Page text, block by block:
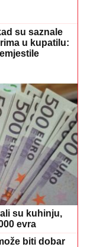
su saznale
u kupatilu:
su kuhinju,
evra
biti dobar